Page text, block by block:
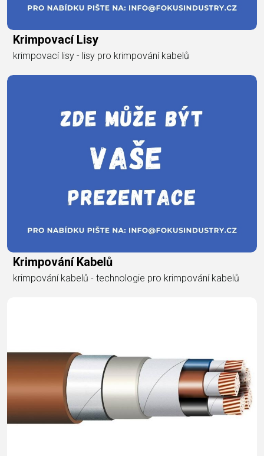
Krimpovací Lisy
krimpovací lisy - lisy pro krimpování kabelů
Krimpování Kabelů
krimpování kabelů - technologie pro krimpování kabelů